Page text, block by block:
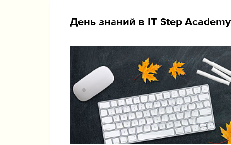
День знаний в IT Step Academy